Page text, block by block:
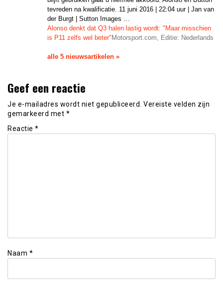
tevreden na kwalificatie. 11 juni 2016 | 22:04 uur | Jan van
der Burgt | Sutton Images …
Alonso denkt dat Q3 halen lastig wordt: "Maar misschien
is P11 zelfs wel beter" Motorsport.com, Editie: Nederlands
alle 5 nieuwsartikelen »
Geef een reactie
Je e-mailadres wordt niet gepubliceerd. Vereiste velden zijn
gemarkeerd met *
Reactie *
Naam *